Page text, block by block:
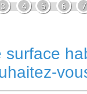
3 4 5 6 7
surface